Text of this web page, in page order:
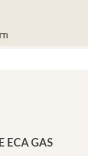
ECA GAS